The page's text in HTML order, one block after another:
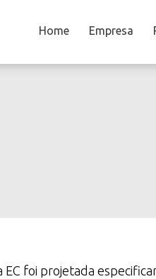
Home Empresa
EC foi projetada